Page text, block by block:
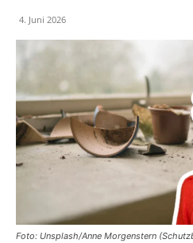
4. Juni 2026
Foto: Unsplash/Anne Morgenstern